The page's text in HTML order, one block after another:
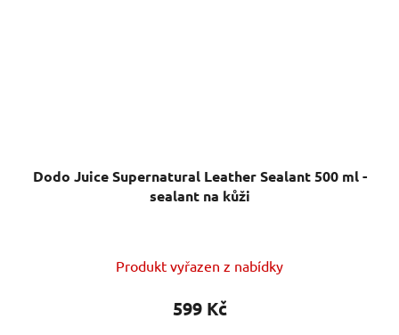
Dodo Juice Supernatural Leather Sealant 500 ml -
sealant na kůži
hodnocení
produktu
Produkt vyřazen z nabídky
599 Kč